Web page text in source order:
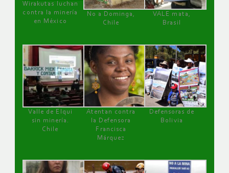
Wirakutas luchan
contra la minería
en México
No a Dominga,
Chile
VALE mata,
Brasil
Valle de Elqui
sin minería.
Chile
Atentan contra
la Defensora
Francisca
Márquez
Defensoras de
Bolivia